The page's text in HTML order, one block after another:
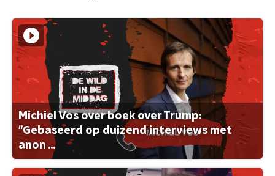
Michiel Vos over boek over Trump:
"Gebaseerd op duizend interviews met
anon ...